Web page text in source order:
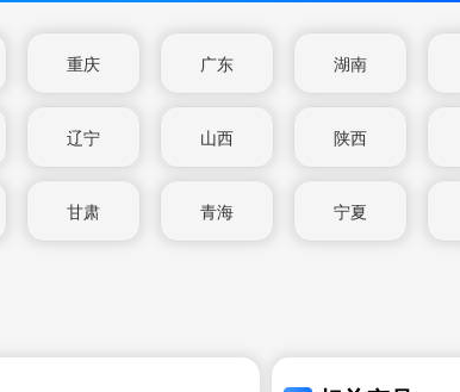
重庆 广东 湖南
辽宁 山西 陕西
甘肃 青海 宁夏